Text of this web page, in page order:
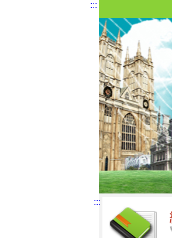
:::
:::